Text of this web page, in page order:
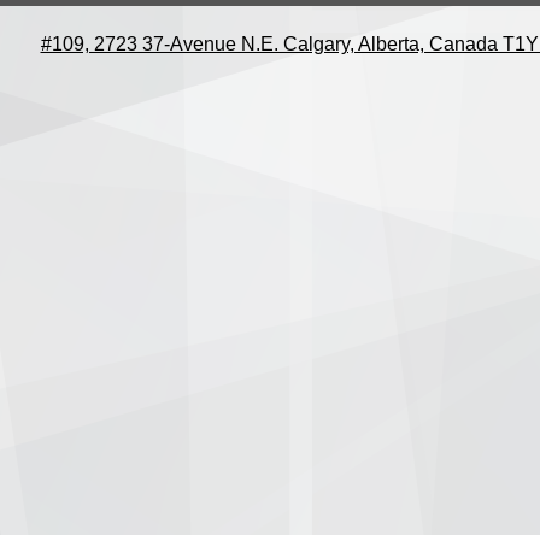
#109, 2723 37-Avenue N.E. Calgary, Alberta, Canada